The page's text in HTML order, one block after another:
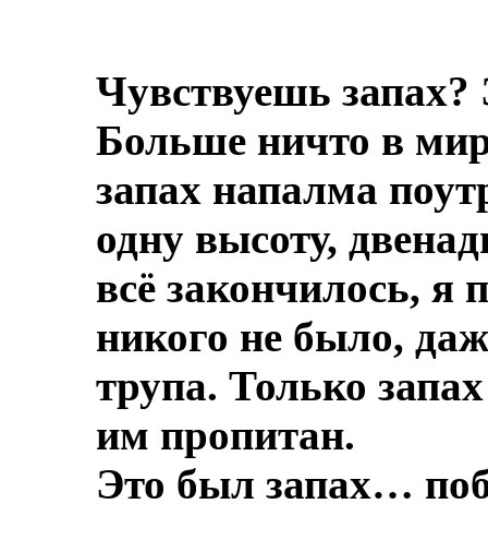
Чувствуешь
Больше ничто в
запах напалма
одну высоту,
всё закончилось, я
никого не было,
трупа. Только
им пропитан.
Это был запах…